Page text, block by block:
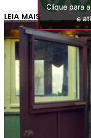
Clique para
e
Clique para
e
LEIA MAIS